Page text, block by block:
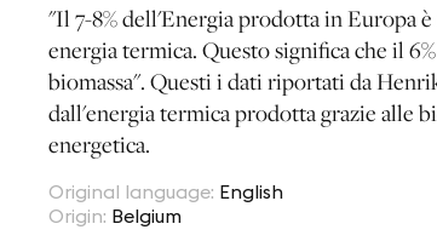
"Il 7-8% dell'Energia prodotta in Europa è
energia termica. Questo significa che il
biomassa". Questi i dati riportati da
dall'energia termica prodotta grazie alle
energetica.
Original language: English
Origin: Belgium